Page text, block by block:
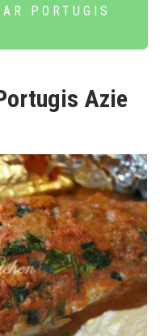
PORTUGIS
Azie